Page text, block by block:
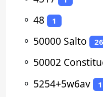
⚬ 48 1
⚬ 50000 Salto 26
⚬ 50002
⚬ 5254+5w6av 1